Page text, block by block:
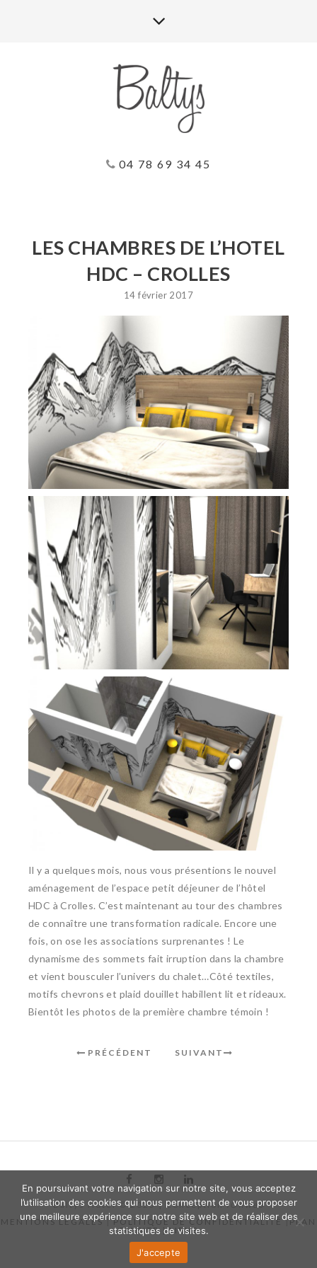
04 78 69 34 45
LES CHAMBRES DE L’HOTEL
HDC – CROLLES
14 février 2017
Il y a quelques mois, nous vous présentions le nouvel
aménagement de l’espace petit déjeuner de l’hôtel
HDC à Crolles. C’est maintenant au tour des chambres
de connaître une transformation radicale. Encore une
fois, on ose les associations surprenantes ! Le
dynamisme des sommets fait irruption dans la chambre
et vient bousculer l’univers du chalet…Côté textiles,
motifs chevrons et plaid douillet habillent lit et rideaux.
Bientôt les photos de la première chambre témoin !
PRÉCÉDENT SUIVANT
Baltys Hôtel © 2025 | ConceptioniOnweb
MENTIONS LEGALES|POLITIQUE DE CONFIDENTIALITÉ|PLAN
DU SITE|LIENS
En poursuivant votre navigation sur notre site, vous acceptez
l’utilisation des cookies qui nous permettent de vous proposer
une meilleure expérience sur notre site web et de réaliser des
statistiques de visites.
J'accepte